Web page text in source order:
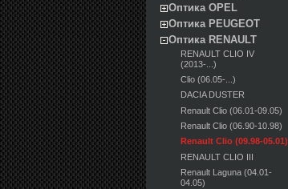
Оптика OPEL
Оптика PEUGEOT
Оптика RENAULT
RENAULT CLIO IV
(2013-...)
Clio (06.05-...)
DACIA DUSTER
Renault Clio (06.01-09.05)
Renault Clio (06.90-10.98)
Renault Clio (09.98-05.01)
RENAULT CLIO III
Renault Laguna (04.01-
04.05)